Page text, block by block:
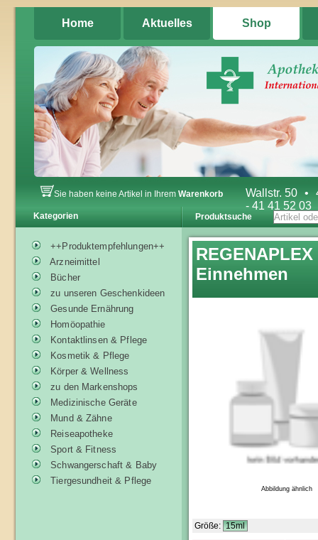
Home Aktuelles Shop
Wallstr. 50 •
- 41 41 52 03
Sie haben keine Artikel in Ihrem Warenkorb
Kategorien
++Produktempfehlungen++
Arzneimittel
Bücher
zu unseren Geschenkideen
Gesunde Ernährung
Homöopathie
Kontaktlinsen & Pflege
Kosmetik & Pflege
Körper & Wellness
zu den Markenshops
Medizinische Geräte
Mund & Zähne
Reiseapotheke
Sport & Fitness
Schwangerschaft & Baby
Tiergesundheit & Pflege
Produktsuche
Einnehmen
Abbildung ähnlich
Größe: 15ml